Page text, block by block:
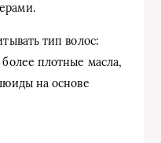
тип волос:
плотные масла,
на основе